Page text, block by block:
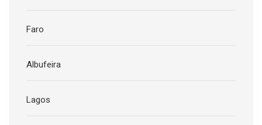
Faro
Albufeira
Lagos